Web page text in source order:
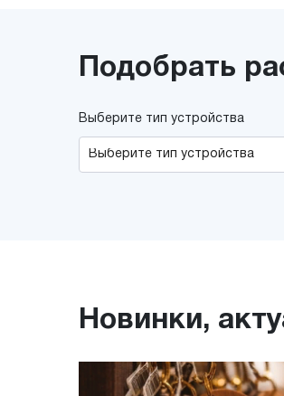
Подобрать
Выберите тип устройства
Новинки,